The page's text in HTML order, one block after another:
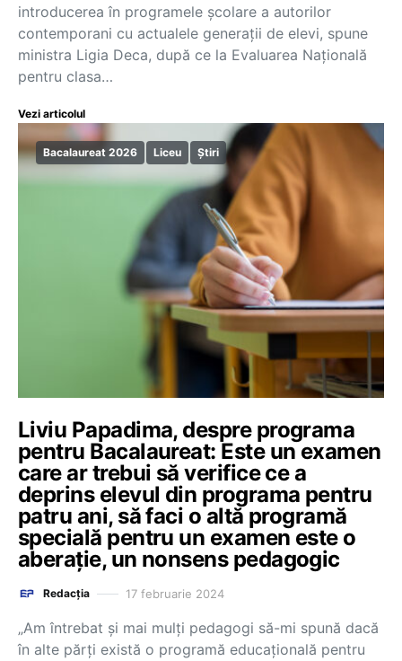
introducerea în programele școlare a autorilor
contemporani cu actualele generații de elevi, spune
ministra Ligia Deca, după ce la Evaluarea Națională
pentru clasa…
Vezi articolul
Bacalaureat 2026 Liceu Știri
Liviu Papadima, despre programa
pentru Bacalaureat: Este un examen
care ar trebui să verifice ce a
deprins elevul din programa pentru
patru ani, să faci o altă programă
specială pentru un examen este o
aberație, un nonsens pedagogic
Redacția 17 februarie 2024
„Am întrebat și mai mulți pedagogi să-mi spună dacă
în alte părți există o programă educațională pentru